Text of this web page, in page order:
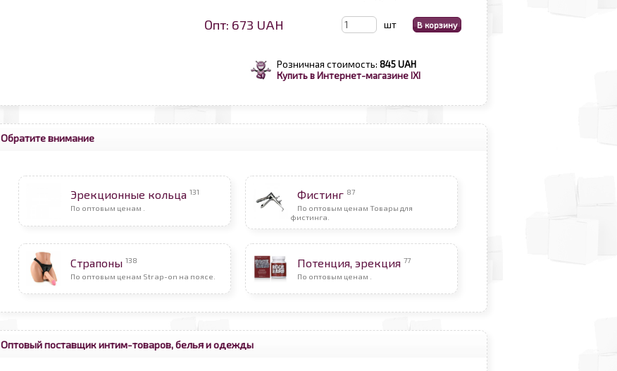
Опт: 673 UAH шт
Розничная стоимость: 845 UAH
Купить в Интернет-магазине IXI
Обратите внимание
Эрекционные кольца 131
По оптовым ценам .
Фистинг 87
По оптовым ценам Товары для
фистинга.
Страпоны 138
По оптовым ценам Strap-on на поясе.
Потенция, эрекция 77
По оптовым ценам .
Оптовый поставщик интим-товаров, белья и одежды